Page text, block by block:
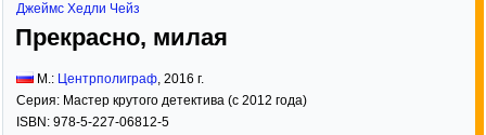
Джеймс Хедли Чейз
Прекрасно, милая
М.: Центрполиграф, 2016 г.
Серия: Мастер крутого детектива (с 2012 года)
ISBN: 978-5-227-06812-5